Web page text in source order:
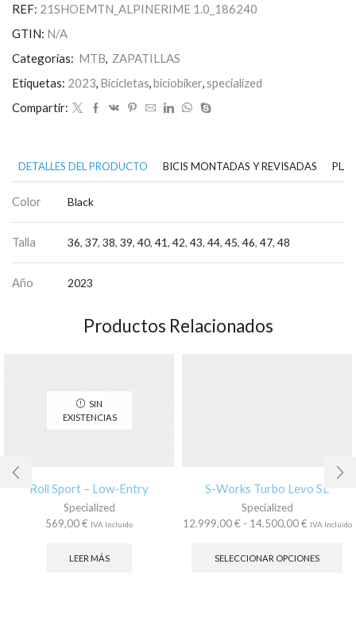
Bike
Shoes
-
Black
REF: 21SHOEMTN_ALPINERIME 1.0_186240
GTIN: N/A
Categorías: MTB, ZAPATILLAS
Etiquetas: 2023, Bicicletas,biciobiker,specialized
Compartir:
DETALLES DEL PRODUCTO BICIS MONTADAS Y REVISADAS
Color Black
Talla 36, 37, 38, 39, 40, 41, 42, 43, 44, 45, 46, 47, 48
Año 2023
Productos Relacionados
SIN
EXISTENCIAS
Roll Sport – Low-Entry
Specialized
569,00€ IVA Incluido
LEER MÁS
S-Works Turbo Levo SL
Specialized
12.999,00€ - 14.500,00€Rango
precios:
IVA Incluido
SELECCIONAR OPCIONES